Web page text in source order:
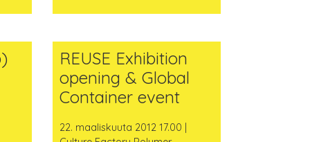
REUSE Exhibition
opening & Global
Container event
22. maaliskuuta 2012 17.00 |